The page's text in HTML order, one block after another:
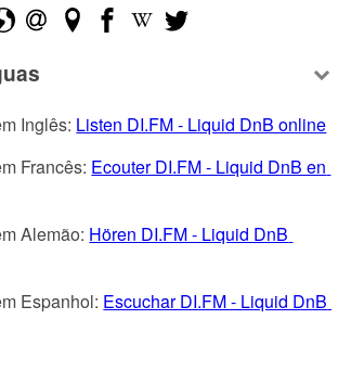
Inglês: Listen DI.FM - Liquid DnB online
Francês: Ecouter DI.FM - Liquid DnB en
Alemão: Hören DI.FM - Liquid DnB
Espanhol: Escuchar DI.FM - Liquid DnB